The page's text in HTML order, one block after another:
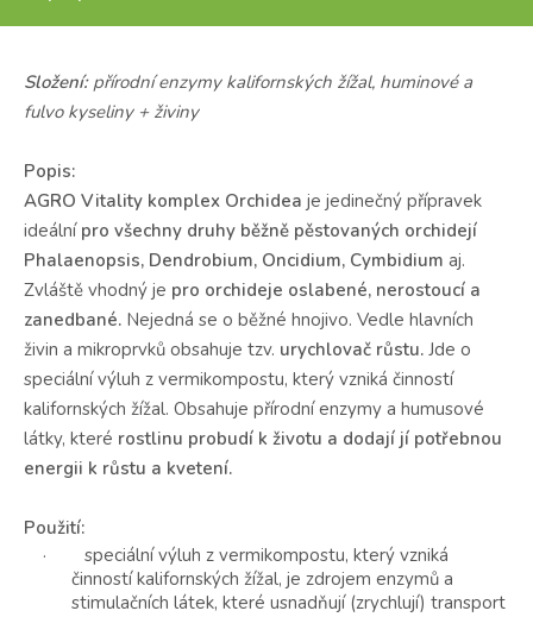
Složení: přírodní enzymy kalifornských žížal, huminové a
fulvo kyseliny + živiny
Popis:
AGRO Vitality komplex Orchidea je jedinečný přípravek
ideální pro všechny druhy běžně pěstovaných orchidejí
Phalaenopsis, Dendrobium, Oncidium, Cymbidium aj.
Zvláště vhodný je pro orchideje oslabené, nerostoucí a
zanedbané. Nejedná se o běžné hnojivo. Vedle hlavních
živin a mikroprvků obsahuje tzv. urychlovač růstu. Jde o
speciální výluh z vermikompostu, který vzniká činností
kalifornských žížal. Obsahuje přírodní enzymy a humusové
látky, které rostlinu probudí k životu a dodají jí potřebnou
energii k růstu a kvetení.
Použití:
· speciální výluh z vermikompostu, který vzniká
činností kalifornských žížal, je zdrojem enzymů a
stimulačních látek, které usnadňují (zrychlují) transport